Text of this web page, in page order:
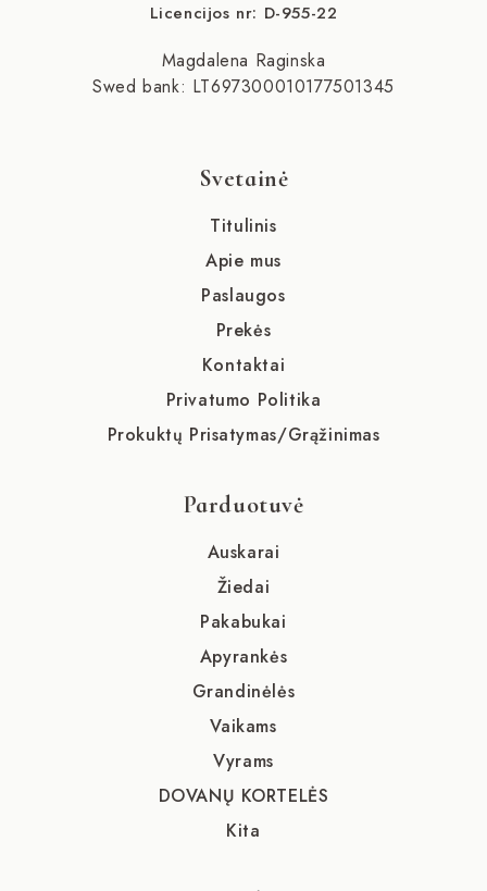
Licencijos nr: D-955-22
Magdalena Raginska
Swed bank: LT697300010177501345
Svetainė
Titulinis
Apie mus
Paslaugos
Prekės
Kontaktai
Privatumo Politika
Prokuktų Prisatymas/Grąžinimas
Parduotuvė
Auskarai
Žiedai
Pakabukai
Apyrankės
Grandinėlės
Vaikams
Vyrams
DOVANŲ KORTELĖS
Kita